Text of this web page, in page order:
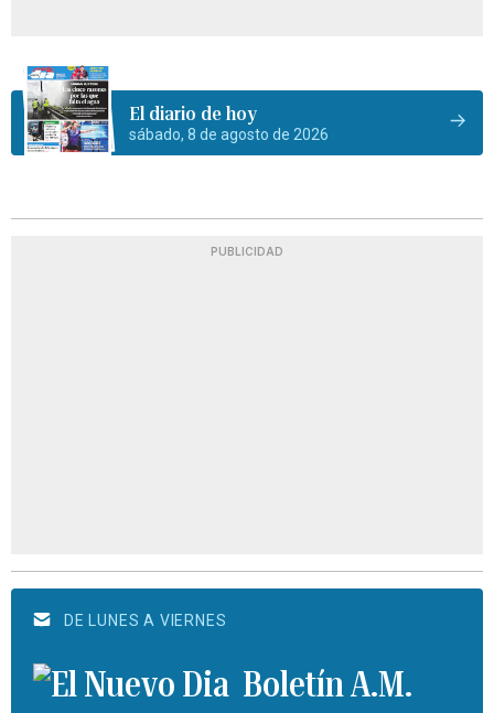
El diario de hoy
sábado, 8 de agosto de 2026
PUBLICIDAD
DE LUNES A VIERNES
Boletín A.M.